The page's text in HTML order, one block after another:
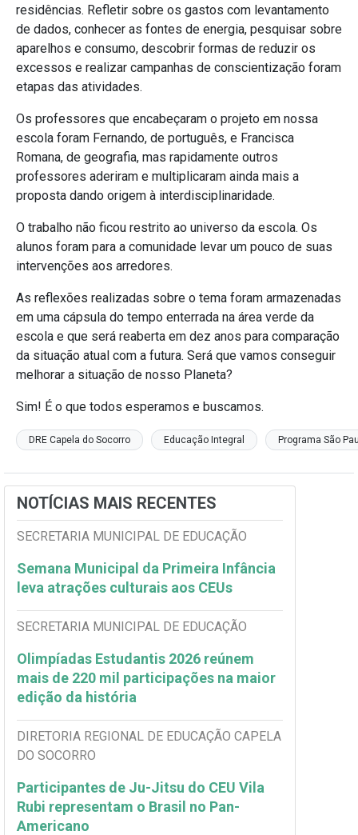
residências. Refletir sobre os gastos com levantamento
de dados, conhecer as fontes de energia, pesquisar sobre
aparelhos e consumo, descobrir formas de reduzir os
excessos e realizar campanhas de conscientização foram
etapas das atividades.
Os professores que encabeçaram o projeto em nossa
escola foram Fernando, de português, e Francisca
Romana, de geografia, mas rapidamente outros
professores aderiram e multiplicaram ainda mais a
proposta dando origem à interdisciplinaridade.
O trabalho não ficou restrito ao universo da escola. Os
alunos foram para a comunidade levar um pouco de suas
intervenções aos arredores.
As reflexões realizadas sobre o tema foram armazenadas
em uma cápsula do tempo enterrada na área verde da
escola e que será reaberta em dez anos para comparação
da situação atual com a futura. Será que vamos conseguir
melhorar a situação de nosso Planeta?
Sim! É o que todos esperamos e buscamos.
DRE Capela do Socorro Educação Integral Programa São
NOTÍCIAS MAIS RECENTES
SECRETARIA MUNICIPAL DE EDUCAÇÃO
Semana Municipal da Primeira Infância
leva atrações culturais aos CEUs
SECRETARIA MUNICIPAL DE EDUCAÇÃO
Olimpíadas Estudantis 2026 reúnem
mais de 220 mil participações na maior
edição da história
DIRETORIA REGIONAL DE EDUCAÇÃO CAPELA
DO SOCORRO
Participantes de Ju-Jitsu do CEU Vila
Rubi representam o Brasil no Pan-
Americano